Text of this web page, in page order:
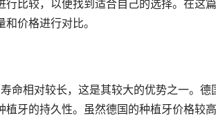
比较，以便找到适合自己的选择。在这
价格进行对比。
牙的持久性。虽然德国的种植牙价格较